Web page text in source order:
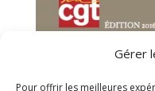
Gérer
Pour offrir les meilleures